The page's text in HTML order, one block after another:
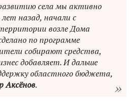
села мы активно
назад, начали с
возле Дома
по программе
собирают средства,
добавляет. И дальше
областного бюджета,
Аксёнов.